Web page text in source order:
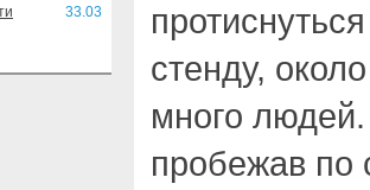
33.03
стенду,
много
пробежав по